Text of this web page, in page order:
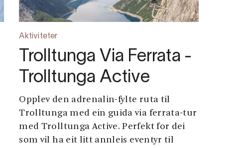
Aktiviteter
Trolltunga Via Ferrata -
Trolltunga Active
Opplev den adrenalin-fylte ruta til
Trolltunga med ein guida via ferrata-tur
med Trolltunga Active. Perfekt for dei
som vil ha eit litt annleis eventyr til